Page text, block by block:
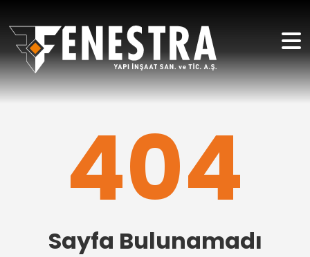
404
Sayfa Bulunamadı